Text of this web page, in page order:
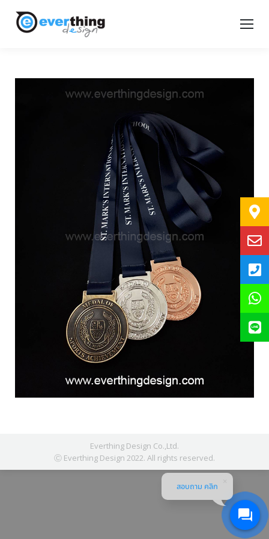
Everthing Design Co.,Ltd.
Ⓒ Everthing Design 2022. All rights reserved.
สอบถาม คลิก